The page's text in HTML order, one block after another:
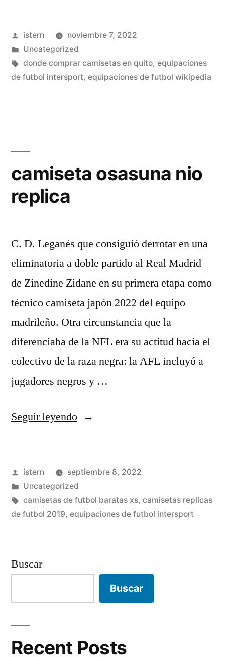
Publicado
por
istern
noviembre 7, 2022
Publicado
en
Uncategorized
Etiquetas:
donde comprar camisetas en quito, equipaciones
de futbol intersport, equipaciones de futbol wikipedia
camiseta osasuna nio
replica
C. D. Leganés que consiguió derrotar en una
eliminatoria a doble partido al Real Madrid
de Zinedine Zidane en su primera etapa como
técnico camiseta japón 2022 del equipo
madrileño. Otra circunstancia que la
diferenciaba de la NFL era su actitud hacia el
colectivo de la raza negra: la AFL incluyó a
jugadores negros y …
Seguir leyendo«camiseta
replica»
Publicado
por
istern
septiembre 8, 2022
Publicado
en
Uncategorized
Etiquetas:
camisetas de futbol baratas xs, camisetas replicas
de futbol 2019, equipaciones de futbol intersport
Buscar
Buscar
Recent Posts